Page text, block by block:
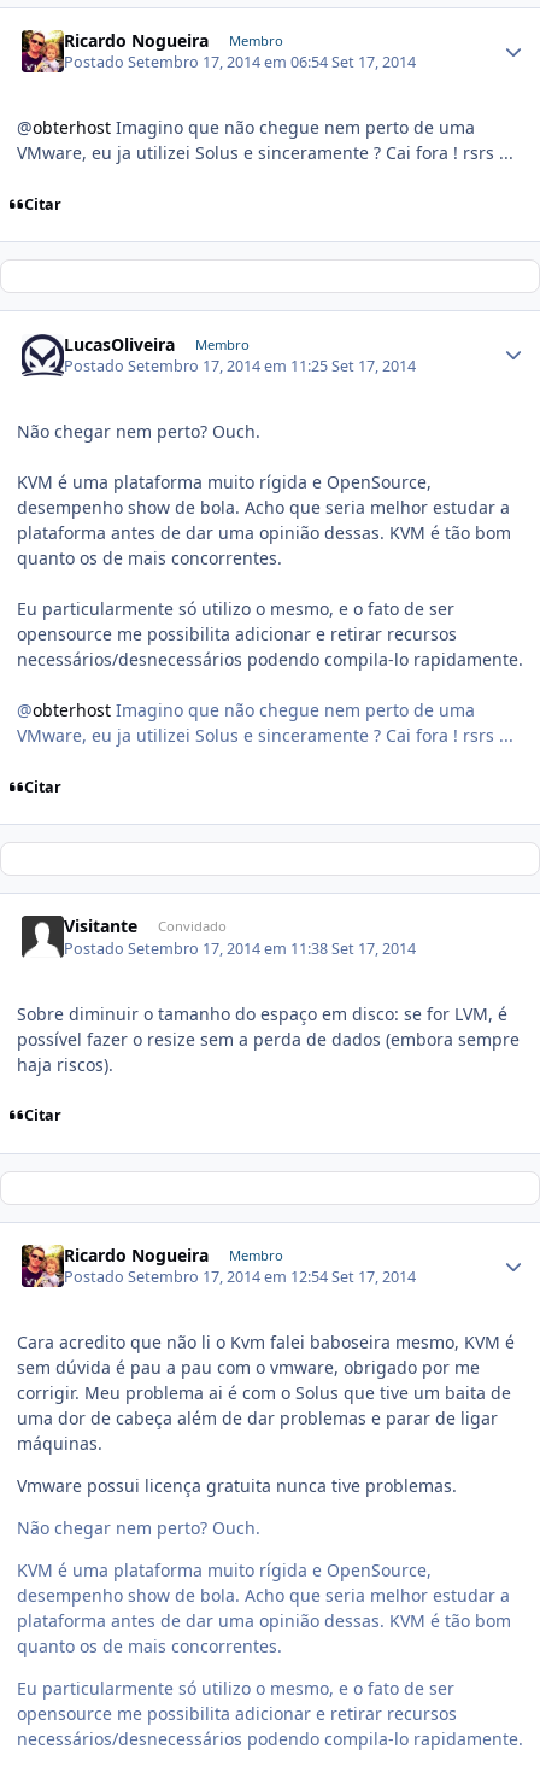
Ricardo Nogueira Membro
PostadoSetembro 17, 2014 em 06:54Set 17, 2014
@obterhost Imagino que não chegue nem perto de uma
VMware, eu ja utilizei Solus e sinceramente ? Cai fora ! rsrs ...
Citar
LucasOliveira Membro
PostadoSetembro 17, 2014 em 11:25Set 17, 2014
Não chegar nem perto? Ouch.
KVM é uma plataforma muito rígida e OpenSource,
desempenho show de bola. Acho que seria melhor estudar a
plataforma antes de dar uma opinião dessas. KVM é tão bom
quanto os de mais concorrentes.
Eu particularmente só utilizo o mesmo, e o fato de ser
opensource me possibilita adicionar e retirar recursos
necessários/desnecessários podendo compila-lo rapidamente.
@obterhost Imagino que não chegue nem perto de uma
VMware, eu ja utilizei Solus e sinceramente ? Cai fora ! rsrs ...
Citar
Visitante Convidado
PostadoSetembro 17, 2014 em 11:38Set 17, 2014
Sobre diminuir o tamanho do espaço em disco: se for LVM, é
possível fazer o resize sem a perda de dados (embora sempre
haja riscos).
Citar
Ricardo Nogueira Membro
PostadoSetembro 17, 2014 em 12:54Set 17, 2014
Cara acredito que não li o Kvm falei baboseira mesmo, KVM é
sem dúvida é pau a pau com o vmware, obrigado por me
corrigir. Meu problema ai é com o Solus que tive um baita de
uma dor de cabeça além de dar problemas e parar de ligar
máquinas.
Vmware possui licença gratuita nunca tive problemas.
Não chegar nem perto? Ouch.
KVM é uma plataforma muito rígida e OpenSource,
desempenho show de bola. Acho que seria melhor estudar a
plataforma antes de dar uma opinião dessas. KVM é tão bom
quanto os de mais concorrentes.
Eu particularmente só utilizo o mesmo, e o fato de ser
opensource me possibilita adicionar e retirar recursos
necessários/desnecessários podendo compila-lo rapidamente.